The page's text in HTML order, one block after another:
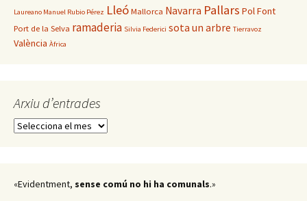
Laureano Manuel Rubio Pérez Lleó Mallorca Navarra Pallars Pol Font
Port de la Selva ramaderia Silvia Federici sota un arbre Tierravoz
València Àfrica
Arxiu d’entrades
Arxiu
«Evidentment, sense comú no hi ha comunals.»